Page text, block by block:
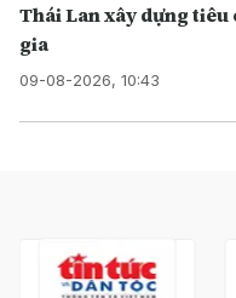
Thái Lan xây dựng
gia
09-08-2026, 10:43